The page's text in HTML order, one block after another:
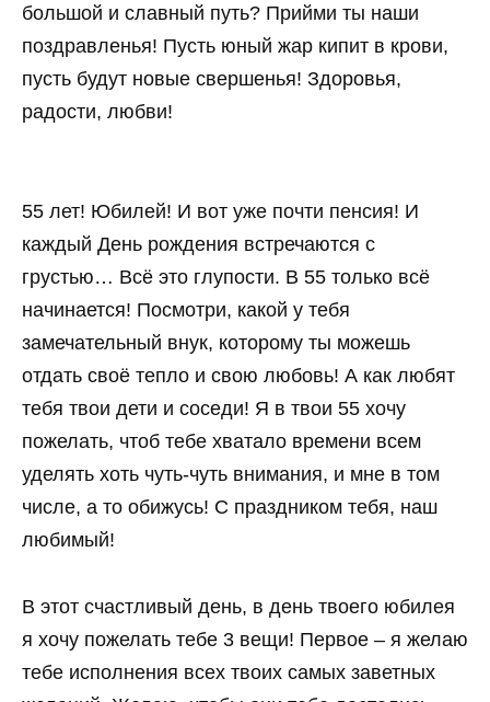
большой и славный путь? Прийми ты наши
поздравленья! Пусть юный жар кипит в крови,
пусть будут новые свершенья! Здоровья,
радости, любви!
55 лет! Юбилей! И вот уже почти пенсия! И
каждый День рождения встречаются с
грустью… Всё это глупости. В 55 только всё
начинается! Посмотри, какой у тебя
замечательный внук, которому ты можешь
отдать своё тепло и свою любовь! А как любят
тебя твои дети и соседи! Я в твои 55 хочу
пожелать, чтоб тебе хватало времени всем
уделять хоть чуть-чуть внимания, и мне в том
числе, а то обижусь! С праздником тебя, наш
любимый!
В этот счастливый день, в день твоего юбилея
я хочу пожелать тебе 3 вещи! Первое – я желаю
тебе исполнения всех твоих самых заветных